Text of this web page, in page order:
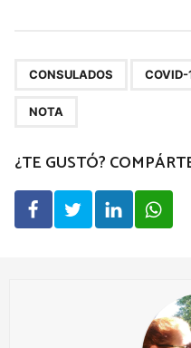
n
a
t
i
CONSULADOS COVID-
NOTA
¿TE GUSTÓ?